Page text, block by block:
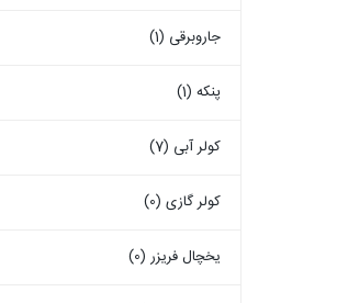
جاروبرقی (1)
پنکه (1)
کولر آبی (7)
کولر گازی (0)
یخچال فریزر (0)